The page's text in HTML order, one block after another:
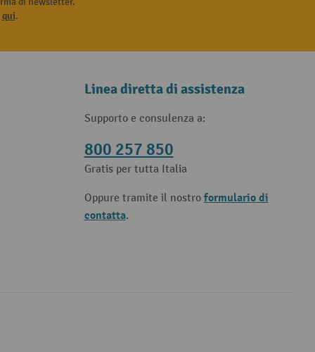
qui.
Linea diretta di assistenza
Supporto e consulenza a:
800 257 850
Gratis per tutta Italia
Oppure tramite il nostro formulario di
contatta.